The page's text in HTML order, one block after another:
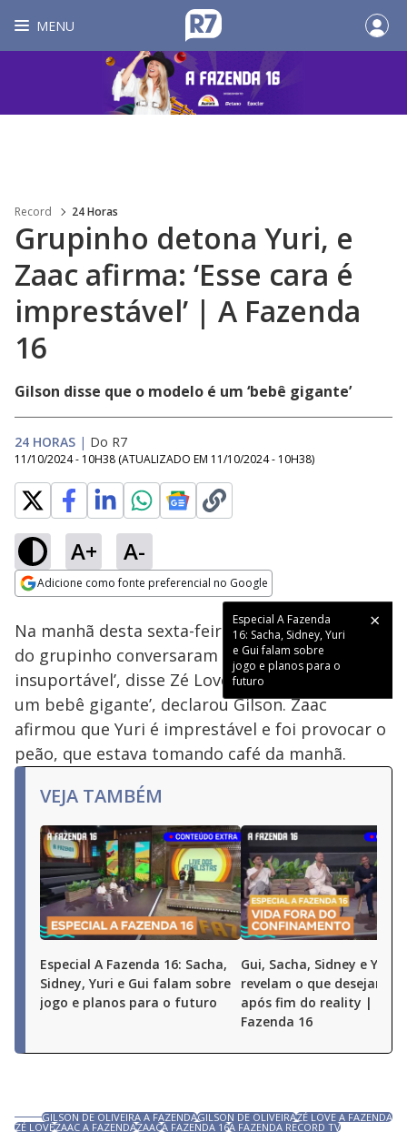
MENU
Record 24 Horas
Grupinho detona Yuri, e
Zaac afirma: ‘Esse cara é
imprestável’ | A Fazenda
16
Gilson disse que o modelo é um ‘bebê gigante’
24 HORAS | Do R7
11/10/2024 - 10H38 (ATUALIZADO EM 11/10/2024 - 10H38)
A+ A-
Adicione como fonte preferencial no Google
Especial A Fazenda
16: Sacha, Sidney, Yuri
e Gui falam sobre
jogo e planos para o
futuro
Ativar
Loaded:
52.87%
Na manhã desta sexta-feira (11), os integrantes
do grupinho conversaram sobre Yuri. ‘Cara
insuportável’, disse Zé Love sobre o modelo. ‘É
um bebê gigante’, declarou Gilson. Zaac
afirmou que Yuri é imprestável e foi provocar o
peão, que estava tomando café da manhã.
VEJA TAMBÉM
Especial A Fazenda 16: Sacha,
Sidney, Yuri e Gui falam sobre
jogo e planos para o futuro
Gui, Sacha, Sidney e Yuri
revelam o que desejam
após fim do reality |
Fazenda 16
GILSON DE OLIVEIRA A FAZENDAGILSON DE OLIVEIRAZÉ LOVE A FAZENDA
ZÉ LOVEZAAC A FAZENDAZAACA FAZENDA 16A FAZENDA RECORD TV